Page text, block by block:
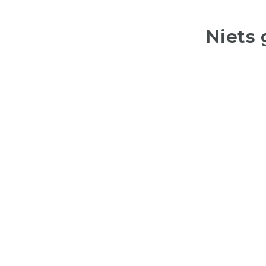
Niets